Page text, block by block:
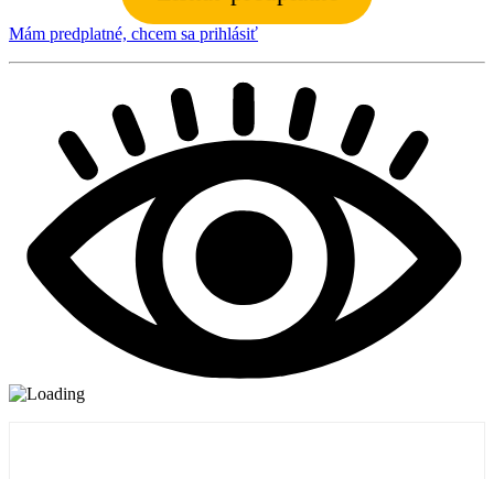
Mám predplatné, chcem sa prihlásiť